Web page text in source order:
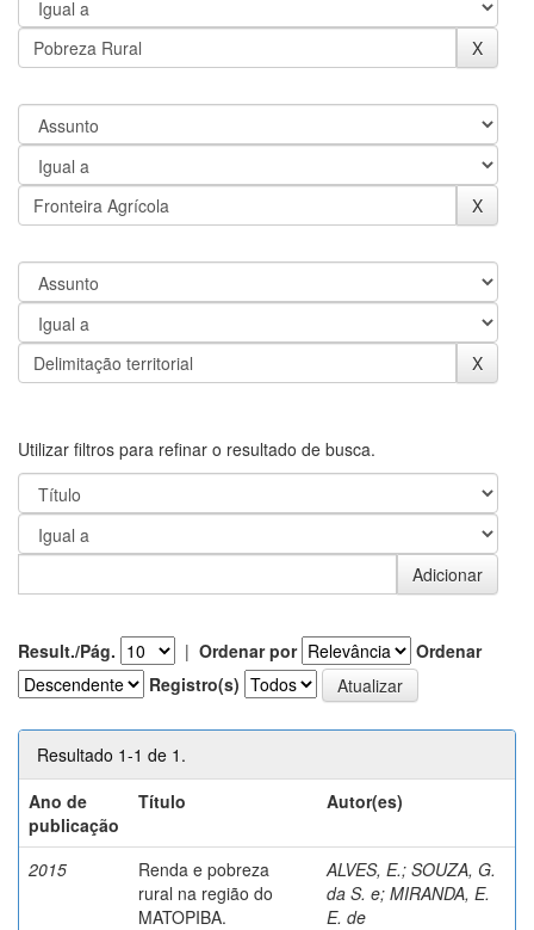
Utilizar filtros para refinar o resultado de busca.
Result./Pág. | Ordenar por
Ordenar
Registro(s)
Resultado 1-1 de 1.
Ano de
publicação
Título Autor(es)
2015
Renda e pobreza
rural na região do
MATOPIBA.
ALVES, E.; SOUZA, G.
da S. e; MIRANDA, E.
E. de